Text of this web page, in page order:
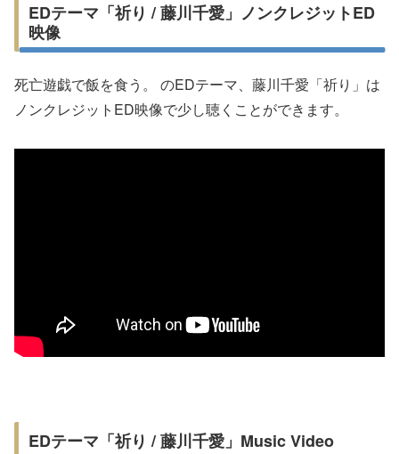
EDテーマ「祈り / 藤川千愛」ノンクレジットED
映像
死亡遊戯で飯を食う。 のEDテーマ、藤川千愛「祈り」は
ノンクレジットED映像で少し聴くことができます。
EDテーマ「祈り / 藤川千愛」Music Video